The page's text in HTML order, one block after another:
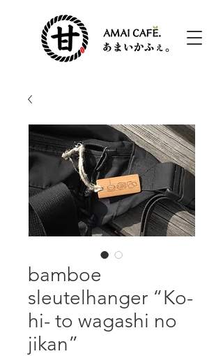
bamboe
sleutelhanger “Ko-
hi- to wagashi no
jikan”